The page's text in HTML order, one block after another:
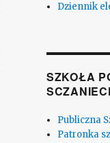
Dziennik
SZKOŁA
Publiczna
Patronka